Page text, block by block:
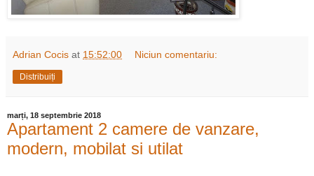
Adrian Cocis at 15:52:00 Niciun comentariu:
Distribuiți
marți, 18 septembrie 2018
Apartament 2 camere de vanzare,
modern, mobilat si utilat